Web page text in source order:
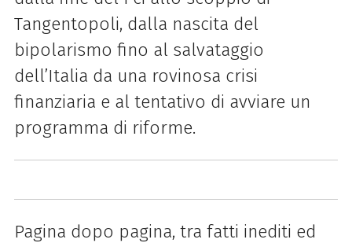
Tangentopoli, dalla nascita del
bipolarismo fino al salvataggio
dell’Italia da una rovinosa crisi
finanziaria e al tentativo di avviare un
programma di riforme.
Pagina dopo pagina, tra fatti inediti ed